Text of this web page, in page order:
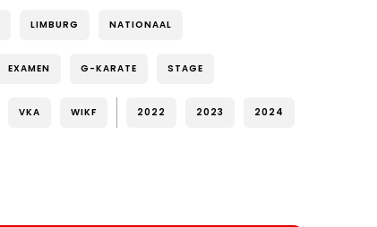
LIMBURG NATIONAAL
EXAMEN G-KARATE STAGE
VKA WIKF 2022 2023 2024